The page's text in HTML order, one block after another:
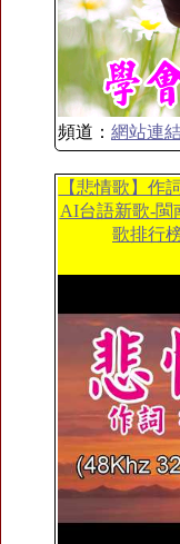
頻道： 網站連
【悲情歌】作
AI台語新歌-閩
歌排行